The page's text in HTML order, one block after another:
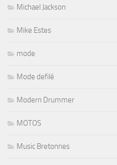
Michael Jackson
Mike Estes
mode
Mode defilé
Modern Drummer
MOTOS
Music Bretonnes